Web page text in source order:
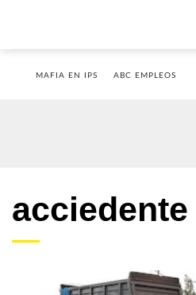
MAFIA EN IPS ABC EMPLEOS
acciedente